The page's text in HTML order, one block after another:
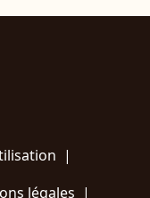
|
légales |